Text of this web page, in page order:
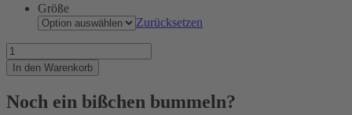
Größe
Zurücksetzen
Was
Hanseaten
zuhause
Menge
In den Warenkorb
Noch ein bißchen bummeln?